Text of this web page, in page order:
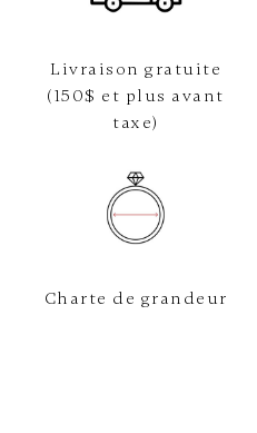
Livraison gratuite
(150$ et plus avant
taxe)
Charte de grandeur